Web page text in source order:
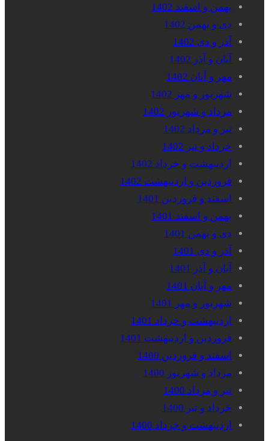
بهمن و اسفند 1402
دی و بهمن 1402
آذر و دی 1402
آبان و آذر 1402
مهر و آبان 1402
شهریور و مهر 1402
مرداد و شهریور 1402
تیر و مرداد 1402
خرداد و تیر 1402
اردیبهشت و خرداد 1402
فروردین و اردیبهشت 1402
اسفند و فروردین 1401
بهمن و اسفند 1401
دی و بهمن 1401
آذر و دی 1401
آبان و آذر 1401
مهر و آبان 1401
شهریور و مهر 1401
اردیبهشت و خرداد 1401
فروردین و اردیبهشت 1401
اسفند و فروردین 1400
مرداد و شهریور 1400
تیر و مرداد 1400
خرداد و تیر 1400
اردیبهشت و خرداد 1400